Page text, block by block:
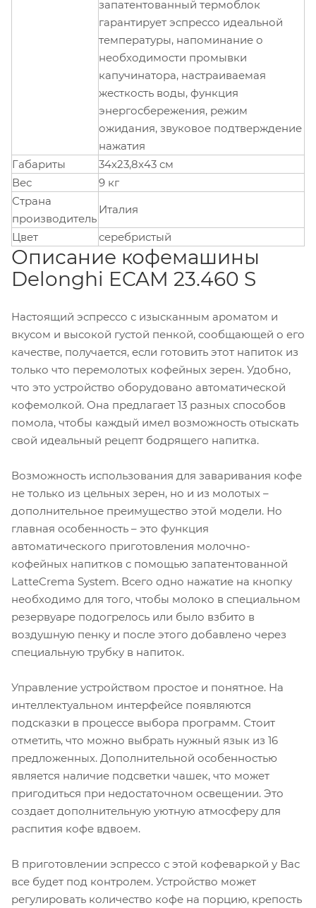
запатентованный термоблок
гарантирует эспрессо идеальной
температуры, напоминание о
необходимости промывки
капучинатора, настраиваемая
жесткость воды, функция
энергосбережения, режим
ожидания, звуковое подтверждение
нажатия
Габариты
34x23,8x43 см
Вес
9 кг
Страна
производитель
Италия
Цвет серебристый
Описание кофемашины
Delonghi ECAM 23.460 S
Настоящий эспрессо с изысканным ароматом и
вкусом и высокой густой пенкой, сообщающей о его
качестве, получается, если готовить этот напиток из
только что перемолотых кофейных зерен. Удобно,
что это устройство оборудовано автоматической
кофемолкой. Она предлагает 13 разных способов
помола, чтобы каждый имел возможность отыскать
свой идеальный рецепт бодрящего напитка.
Возможность использования для заваривания кофе
не только из цельных зерен, но и из молотых –
дополнительное преимущество этой модели. Но
главная особенность – это функция
автоматического приготовления молочно-
кофейных напитков с помощью запатентованной
LatteCrema System. Всего одно нажатие на кнопку
необходимо для того, чтобы молоко в специальном
резервуаре подогрелось или было взбито в
воздушную пенку и после этого добавлено через
специальную трубку в напиток.
Управление устройством простое и понятное. На
интеллектуальном интерфейсе появляются
подсказки в процессе выбора программ. Стоит
отметить, что можно выбрать нужный язык из 16
предложенных. Дополнительной особенностью
является наличие подсветки чашек, что может
пригодиться при недостаточном освещении. Это
создает дополнительную уютную атмосферу для
распития кофе вдвоем.
В приготовлении эспрессо с этой кофеваркой у Вас
все будет под контролем. Устройство может
регулировать количество кофе на порцию, крепость